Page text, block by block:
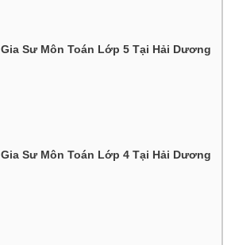
Gia Sư Môn Toán Lớp 5 Tại Hải Dương
Gia Sư Môn Toán Lớp 4 Tại Hải Dương